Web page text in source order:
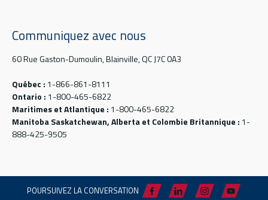
Communiquez avec nous
60 Rue Gaston-Dumoulin, Blainville, QC J7C 0A3
Québec : 1-866-861-8111
Ontario : 1-800-465-6822
Maritimes et Atlantique : 1-800-465-6822
Manitoba Saskatchewan, Alberta et Colombie Britannique : 1-
888-425-9505
POURSUIVEZ LA CONVERSATION